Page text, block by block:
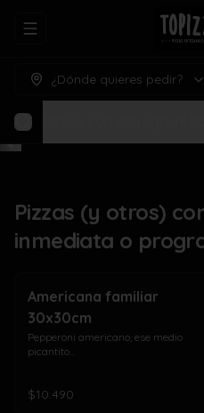
Abrir menu de navegación
¿Dónde quieres pedir?
Pizzas (y otros)
inmediata o
Americana familiar
30x30cm
Pepperoni americano, ese medio
picantito...
$10.490